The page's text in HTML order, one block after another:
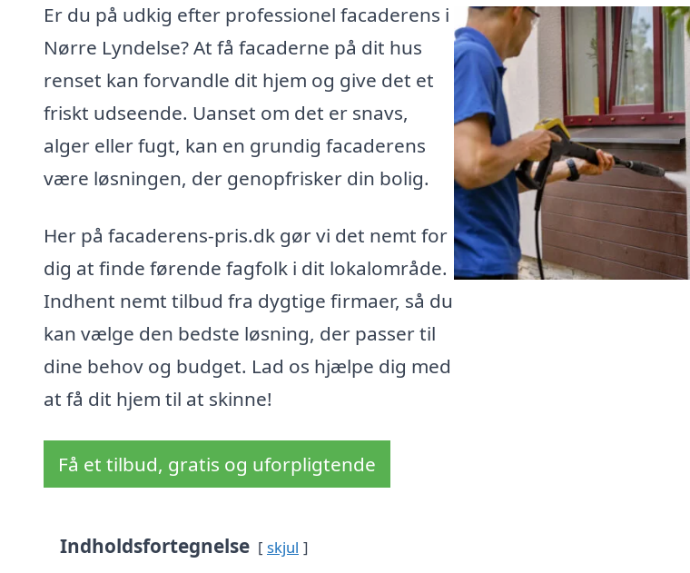
Er du på udkig efter professionel facaderens i
Nørre Lyndelse? At få facaderne på dit hus
renset kan forvandle dit hjem og give det et
friskt udseende. Uanset om det er snavs,
alger eller fugt, kan en grundig facaderens
være løsningen, der genopfrisker din bolig.
Her på facaderens-pris.dk gør vi det nemt for
dig at finde førende fagfolk i dit lokalområde.
Indhent nemt tilbud fra dygtige firmaer, så du
kan vælge den bedste løsning, der passer til
dine behov og budget. Lad os hjælpe dig med
at få dit hjem til at skinne!
Få et tilbud, gratis og uforpligtende
Indholdsfortegnelse skjul